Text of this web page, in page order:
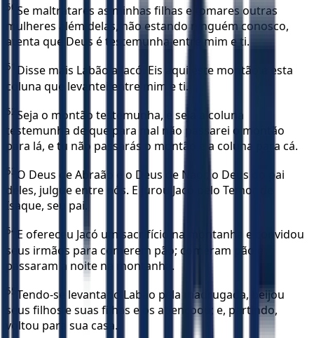
50 Se maltratares as minhas filhas e tomares outras
mulheres além delas, não estando ninguém conosco,
atenta que Deus é testemunha entre mim e ti.
51
Disse mais Labão a Jacó: Eis aqui este montão e esta
coluna que levantei entre mim e ti.
52 Seja o montão testemunha, e seja a coluna
testemunha de que para mal não passarei o montão
para lá, e tu não passarás o montão e a coluna para cá.
53 O Deus de Abraão e o Deus de Naor, o Deus do pai
deles, julgue entre nós. E jurou Jacó pelo Temor de
Isaque, seu pai.
54 E ofereceu Jacó um sacrifício na montanha e convidou
seus irmãos para comerem pão; comeram pão e
passaram a noite na montanha.
55 Tendo-se levantado Labão pela madrugada, beijou
seus filhos e suas filhas e os abençoou; e, partindo,
voltou para sua casa.